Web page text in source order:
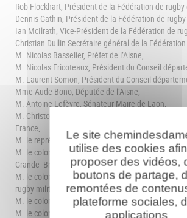
Rob Flockhart, Président de la Fédération de rugby
Dennis Gathin, Président de la Fédération de
Ian McIlrath, Vice-Président de la Fédération de
Christian Dullin Secrétaire général de la
M. Nicolas Basselier, Préfet de l’Aisne,
M. Nicolas Fricoteaux, Président du Conseil
M. Laurent Somon, Président du Conseil
Mme Aude Bono, Députée de l’Aisne,
M. Antoine Lefèvre, Sénateur-Maire de Laon,
M. Christophe Coulon, Vice-Président du Conseil
France,
M. le représentant l’ambassade de Nouvelle-
M. le colonel Cook commandant l’équipe
Grande- Bretagne,
M. le colonel Griffith, commandant en second
rugby militaire de Grande-Bretagne,
M. le colonel Bouju, commandant le CENZUB-94e
M. le colonel Taylor, commandant le 12th Royal
Le site
utilise des cookies
proposer des vidéos,
boutons de partage,
remontées de
plateforme sociales,
applications